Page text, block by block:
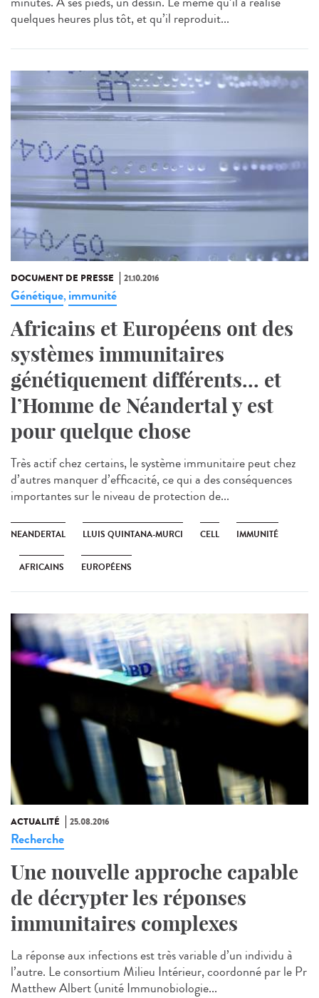
quelques heures plus tôt, et qu’il reproduit...
DOCUMENT DE PRESSE 21.10.2016
Génétique, immunité
Africains et Européens ont des
systèmes immunitaires
génétiquement différents... et
l’Homme de Néandertal y est
pour quelque chose
Très actif chez certains, le système immunitaire peut chez
d’autres manquer d’efficacité, ce qui a des conséquences
importantes sur le niveau de protection de...
NEANDERTAL LLUIS QUINTANA-MURCI CELL IMMUNITÉ
AFRICAINS EUROPÉENS
ACTUALITÉ 25.08.2016
Recherche
Une nouvelle approche capable
de décrypter les réponses
immunitaires complexes
La réponse aux infections est très variable d’un individu à
l’autre. Le consortium Milieu Intérieur, coordonné par le Pr
Matthew Albert (unité Immunobiologie...